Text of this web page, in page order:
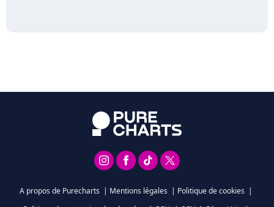
A propos de Purecharts | Mentions légales | Politique de cookies |